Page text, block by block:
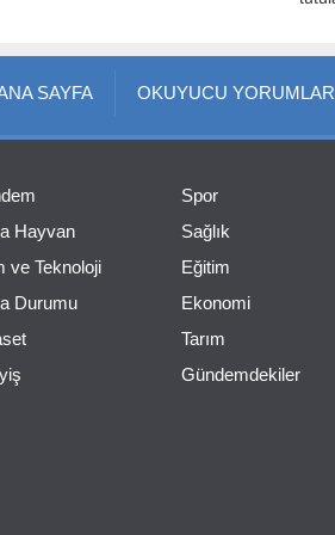
SAYFA OKUYUCU
Hayvan
ve Teknoloji
Durumu
Spor
Sağlık
Eğitim
Ekonomi
Tarım
Gündemdekiler